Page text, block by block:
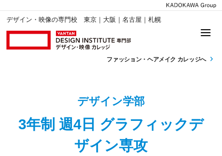
デザイン・映像の専門校 東京｜大阪｜名古屋｜札幌
ファッション・ ヘアメイク カレッジへ
デザイン学部
3年制 週4日 グラフィックデ
ザイン専攻